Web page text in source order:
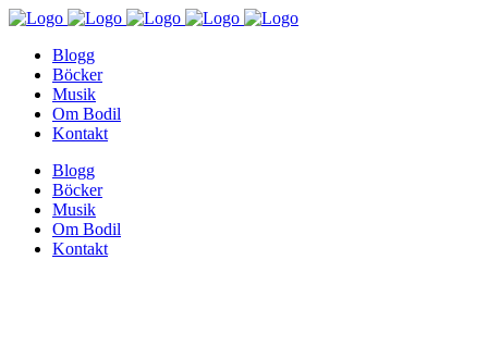
Blogg
Böcker
Musik
Om Bodil
Kontakt
Blogg
Böcker
Musik
Om Bodil
Kontakt